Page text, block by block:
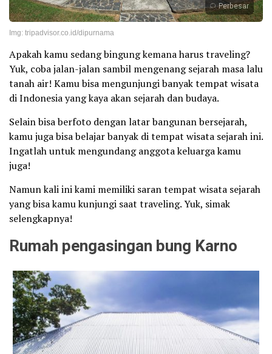
Perbesar
Img: tripadvisor.co.id/dipurnama
Apakah kamu sedang bingung kemana harus traveling?
Yuk, coba jalan-jalan sambil mengenang sejarah masa lalu
tanah air! Kamu bisa mengunjungi banyak tempat wisata
di Indonesia yang kaya akan sejarah dan budaya.
Selain bisa berfoto dengan latar bangunan bersejarah,
kamu juga bisa belajar banyak di tempat wisata sejarah ini.
Ingatlah untuk mengundang anggota keluarga kamu
juga!
Namun kali ini kami memiliki saran tempat wisata sejarah
yang bisa kamu kunjungi saat traveling. Yuk, simak
selengkapnya!
Rumah pengasingan bung Karno